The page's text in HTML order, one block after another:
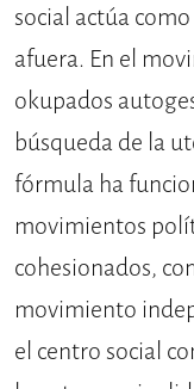
social actúa
afuera. En el
okupados
búsqueda de la
fórmula ha
movimientos
cohesionados,
movimiento
el centro social